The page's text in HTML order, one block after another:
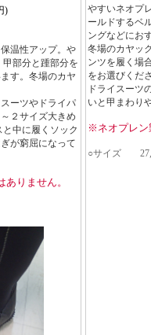
)
温性アップ。や
部分と踵部分を
す。冬場のカヤ
ーツやドライパ
２サイズ大きめ
中に履くソック
が窮屈になって
りません。
やすいネオプ
ールドするベ
ングなどにお
冬場のカヤッ
ンツを履く場
をお選びくだ
ドライスーツ
いと甲まわり
※ネオプレン
○サイズ